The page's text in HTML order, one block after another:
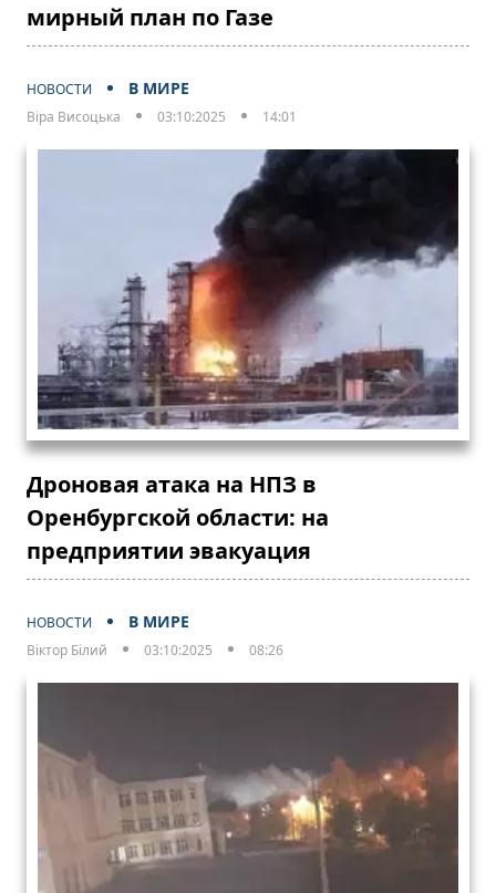
мирный план по Газе
НОВОСТИ В МИРЕ
Віра Висоцька 03:10:2025 14:01
Дроновая атака на НПЗ в
Оренбургской области: на
предприятии эвакуация
НОВОСТИ В МИРЕ
Віктор Білий 03:10:2025 08:26